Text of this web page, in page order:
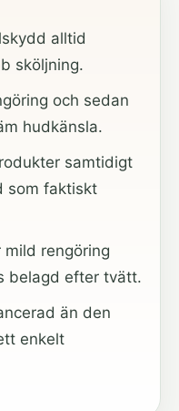
alltid
sköljning.
och sedan
hudkänsla.
samtidigt
som faktiskt
rengöring
belagd efter tvätt.
än den
enkelt